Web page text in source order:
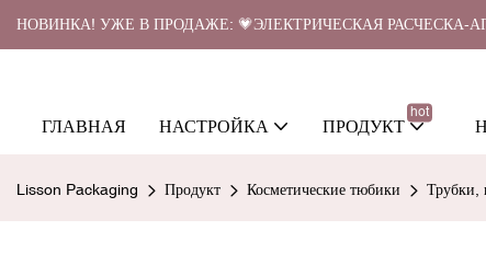
НОВИНКА! УЖЕ В ПРОДАЖЕ: 💗ЭЛЕКТРИЧЕСКАЯ
ГЛАВНАЯ НАСТРОЙКА ПРОДУКТ
hot
Lisson Packaging Продукт Косметические тюбики Трубки,